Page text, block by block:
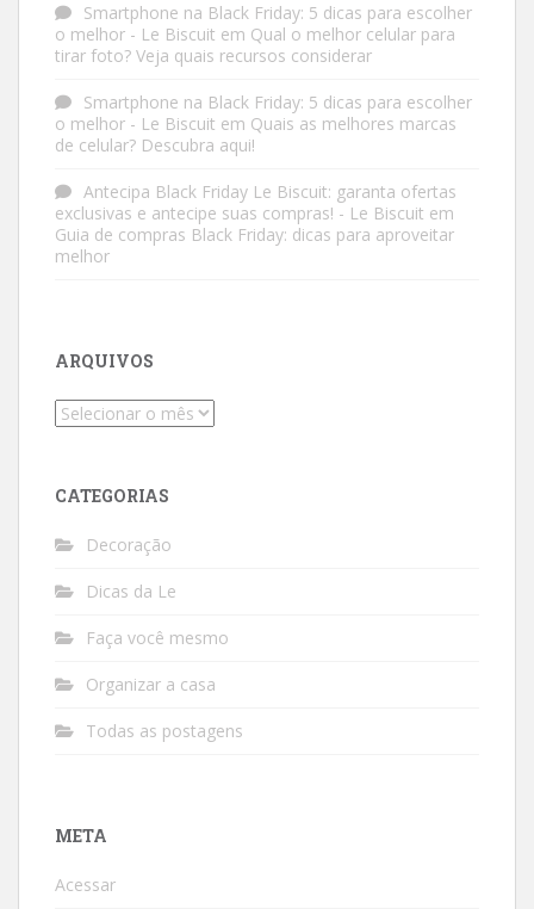
Smartphone na Black Friday: 5 dicas para escolher
o melhor - Le Biscuit em Qual o melhor celular para
tirar foto? Veja quais recursos considerar
Smartphone na Black Friday: 5 dicas para escolher
o melhor - Le Biscuit em Quais as melhores marcas
de celular? Descubra aqui!
Antecipa Black Friday Le Biscuit: garanta ofertas
exclusivas e antecipe suas compras! - Le Biscuit em
Guia de compras Black Friday: dicas para aproveitar
melhor
ARQUIVOS
Arquivos
CATEGORIAS
Decoração
Dicas da Le
Faça você mesmo
Organizar a casa
Todas as postagens
META
Acessar